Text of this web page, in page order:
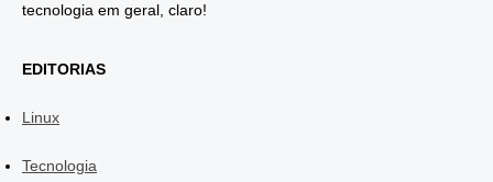
tecnologia em geral, claro!
EDITORIAS
Linux
Tecnologia